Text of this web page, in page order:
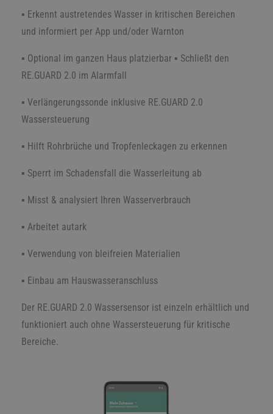
▪ Erkennt austretendes Wasser in kritischen Bereichen
und informiert per App und/oder Warnton
▪ Optional im ganzen Haus platzierbar ▪ Schließt den
RE.GUARD 2.0 im Alarmfall
▪ Verlängerungssonde inklusive RE.GUARD 2.0
Wassersteuerung
▪ Hilft Rohrbrüche und Tropfenleckagen zu erkennen
▪ Sperrt im Schadensfall die Wasserleitung ab
▪ Misst & analysiert Ihren Wasserverbrauch
▪ Arbeitet autark
▪ Verwendung von bleifreien Materialien
▪ Einbau am Hauswasseranschluss
Der RE.GUARD 2.0 Wassersensor ist einzeln erhältlich und
funktioniert auch ohne Wassersteuerung für kritische
Bereiche.